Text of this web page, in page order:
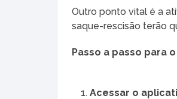
Outro ponto vital é a
saque-rescisão terão
Passo a passo para
Acessar o